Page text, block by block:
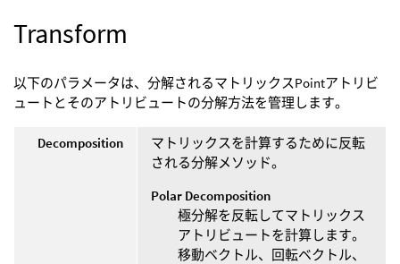
Transform
以下のパラメータは、分解されるマトリックスPointアトリビ
ュートとそのアトリビュートの分解方法を管理します。
Decomposition
マトリックスを計算するために反転
される分解メソッド。
Polar Decomposition
極分解を反転してマトリックス
アトリビュートを計算します。
移動ベクトル、回転ベクトル、